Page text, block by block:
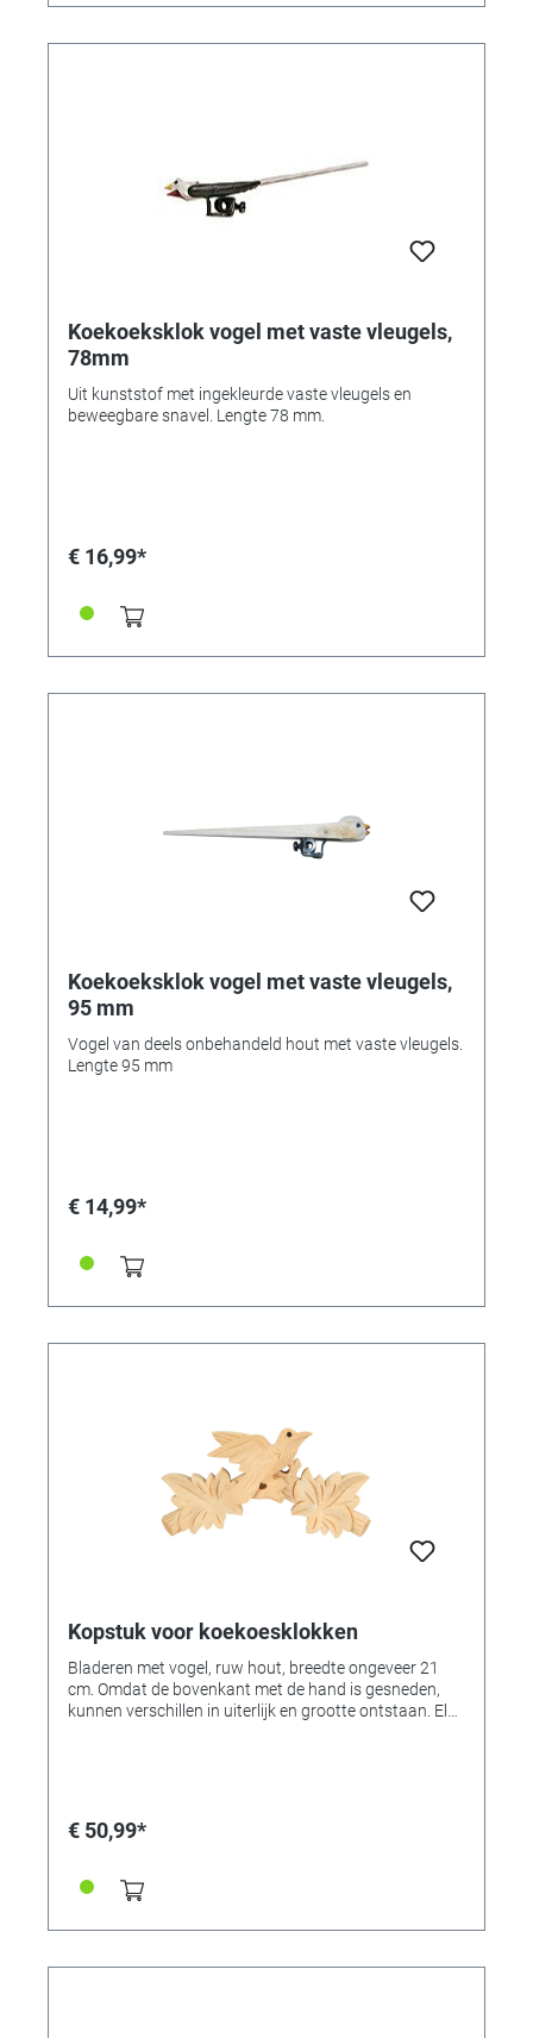
Koekoeksklok vogel met vaste vleugels,
78mm
Uit kunststof met ingekleurde vaste vleugels en
beweegbare snavel. Lengte 78 mm.
€ 16,99*
Koekoeksklok vogel met vaste vleugels,
95 mm
Vogel van deels onbehandeld hout met vaste vleugels.
Lengte 95 mm
€ 14,99*
Kopstuk voor koekoesklokken
Bladeren met vogel, ruw hout, breedte ongeveer 21
cm. Omdat de bovenkant met de hand is gesneden,
kunnen verschillen in uiterlijk en grootte ontstaan. Elk
€ 50,99*